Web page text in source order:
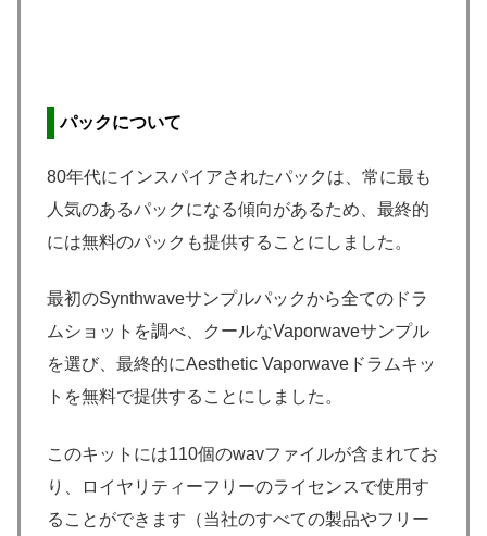
パックについて
80年代にインスパイアされたパックは、常に最も
人気のあるパックになる傾向があるため、最終的
には無料のパックも提供することにしました。
最初のSynthwaveサンプルパックから全てのドラ
ムショットを調べ、クールなVaporwaveサンプル
を選び、最終的にAesthetic Vaporwaveドラムキッ
トを無料で提供することにしました。
このキットには110個のwavファイルが含まれてお
り、ロイヤリティーフリーのライセンスで使用す
ることができます（当社のすべての製品やフリー